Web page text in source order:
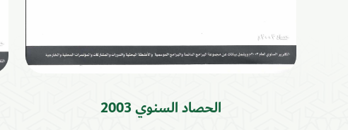
الحصاد السنوي 2003